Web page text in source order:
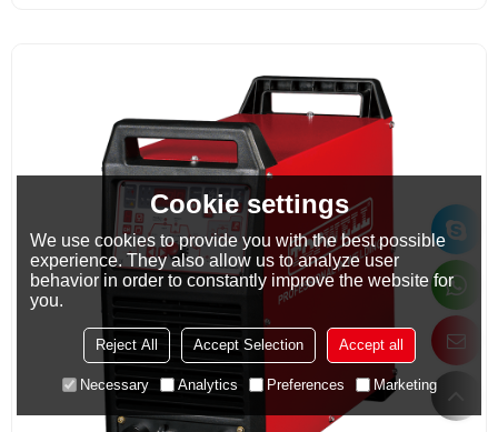
Cookie settings
We use cookies to provide you with the best possible
experience. They also allow us to analyze user
behavior in order to constantly improve the website for
you.
Reject All Accept Selection Accept all
Necessary Analytics Preferences Marketing